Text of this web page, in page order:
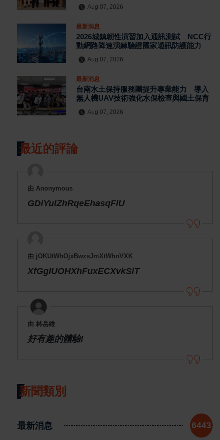
Aug 07, 2026
最新消息
2026城鎮韌性演習加入通訊測試 NCC行
動網路降速演練驗證國家通訊防護能力
Aug 07, 2026
最新消息
台南水土保持服務團提升專業能力 導入
無人機UAV技術強化水保檢查與國土保育
Aug 07, 2026
最近的評論
由 Anonymous
GDiYulZhRqeEhasqFlU
由 jOKUtWhOjxBwzsJmXtWhnVXK
XfGgIUOHXhFuxECXvkSlT
由 林岳維
好有趣的體驗!
新聞類別
最新消息 6443